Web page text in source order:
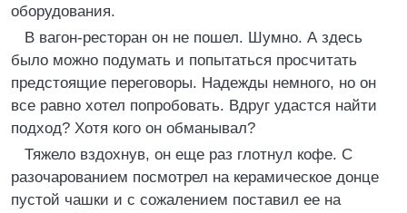
оборудования.
В вагон-ресторан он не пошел. Шумно. А здесь
было можно подумать и попытаться просчитать
предстоящие переговоры. Надежды немного, но он
все равно хотел попробовать. Вдруг удастся найти
подход? Хотя кого он обманывал?
Тяжело вздохнув, он еще раз глотнул кофе. С
разочарованием посмотрел на керамическое донце
пустой чашки и с сожалением поставил ее на